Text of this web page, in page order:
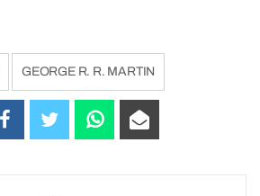
GEORGE R. R. MARTIN